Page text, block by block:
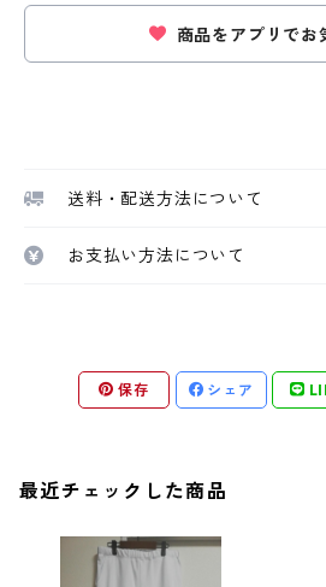
商品をアプリでお
送料・配送方法について
お支払い方法について
保存 シェア
最近チェックした商品